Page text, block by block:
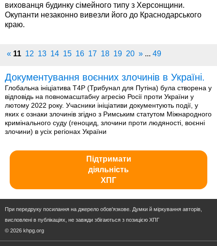
вихованця будинку сімейного типу з Херсонщини.
Окупанти незаконно вивезли його до Краснодарського
краю.
« 11 12 13 14 15 16 17 18 19 20 » ... 49
Документування воєнних злочинів в Україні.
Глобальна ініціатива T4P (Трибунал для Путіна) була створена у
відповідь на повномасштабну агресію Росії проти України у
лютому 2022 року. Учасники ініціативи документують події, у
яких є ознаки злочинів згідно з Римським статутом Міжнародного
кримінального суду (геноцид, злочини проти людяності, воєнні
злочини) в усіх регіонах України
Підтримати
діяльність
ХПГ
При передруку посилання на джерело обов'язкове. Думки й міркування авторів,
висловлені в публікаціях, не завжди збігаються з позицією ХПГ
© 2026 khpg.org